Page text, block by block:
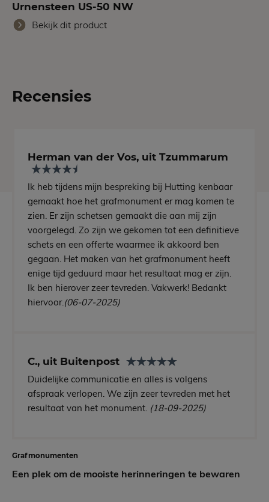
Urnensteen US-50 NW
Bekijk dit product
Recensies
Herman van der Vos, uit Tzummarum
Ik heb tijdens mijn bespreking bij Hutting kenbaar
gemaakt hoe het grafmonument er mag komen te
zien. Er zijn schetsen gemaakt die aan mij zijn
voorgelegd. Zo zijn we gekomen tot een definitieve
schets en een offerte waarmee ik akkoord ben
gegaan. Het maken van het grafmonument heeft
enige tijd geduurd maar het resultaat mag er zijn.
Ik ben hierover zeer tevreden. Vakwerk! Bedankt
hiervoor.(06-07-2025)
C., uit Buitenpost
Duidelijke communicatie en alles is volgens
afspraak verlopen. We zijn zeer tevreden met het
resultaat van het monument. (18-09-2025)
Grafmonumenten
Een plek om de mooiste herinneringen te bewaren